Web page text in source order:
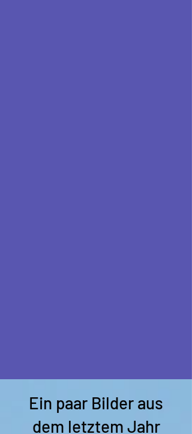
Ein paar Bilder aus
dem letztem Jahr